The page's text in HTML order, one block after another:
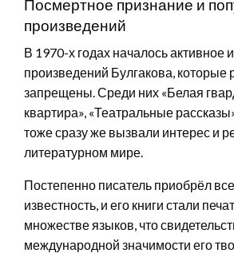
Посмертное признание и
произведений
В 1970-х годах началось активное
произведений Булгакова, которые
запрещены. Среди них «Белая
квартира», «Театральные
тоже сразу же вызвали интерес и
литературном мире.
Постепенно писатель приобрёл
известность, и его книги стали
множестве языков, что
международной значимости его